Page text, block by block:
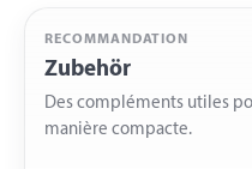
RECOMMANDATION
Zubehör
Des compléments utiles
manière compacte.